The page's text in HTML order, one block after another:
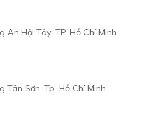
Hội Tây, TP. Hồ Chí Minh
Tân Sơn, Tp. Hồ Chí Minh